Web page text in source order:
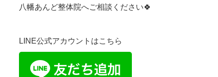
八幡あんど整体院へご相談ください🍀
LINE公式アカウントはこちら